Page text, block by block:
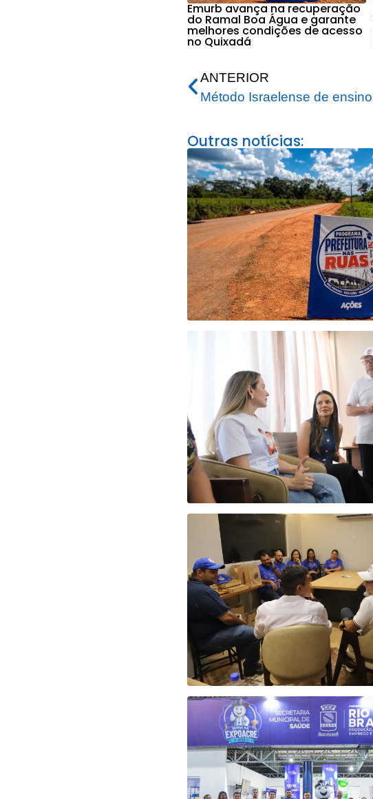
Emurb avança na recuperação
do Ramal Boa Água e garante
melhores condições de acesso
no Quixadá
ANTERIOR
Outras notícias: